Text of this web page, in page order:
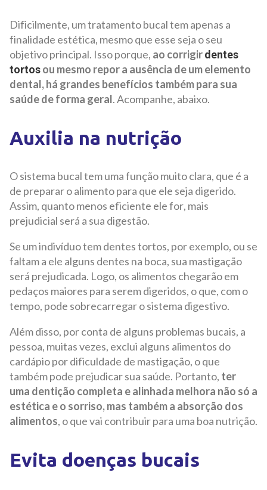
Dificilmente, um tratamento bucal tem apenas a
finalidade estética, mesmo que esse seja o seu
objetivo principal. Isso porque, ao corrigirdentes
tortosou mesmo repor a ausência de um elemento
dental, há grandes benefícios também para sua
saúde de forma geral. Acompanhe, abaixo.
Auxilia na nutrição
O sistema bucal tem uma função muito clara, que é a
de preparar o alimento para que ele seja digerido.
Assim, quanto menos eficiente ele for, mais
prejudicial será a sua digestão.
Se um indivíduo tem dentes tortos, por exemplo, ou se
faltam a ele alguns dentes na boca, sua mastigação
será prejudicada. Logo, os alimentos chegarão em
pedaços maiores para serem digeridos, o que, com o
tempo, pode sobrecarregar o sistema digestivo.
Além disso, por conta de alguns problemas bucais, a
pessoa, muitas vezes, exclui alguns alimentos do
cardápio por dificuldade de mastigação, o que
também pode prejudicar sua saúde. Portanto, ter
uma dentição completa e alinhada melhora não só a
estética e o sorriso, mas também a absorção dos
alimentos, o que vai contribuir para uma boa nutrição.
Evita doenças bucais